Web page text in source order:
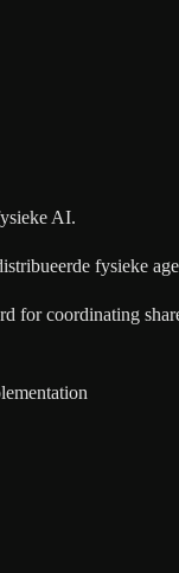
AI.
fysieke
for coordinating